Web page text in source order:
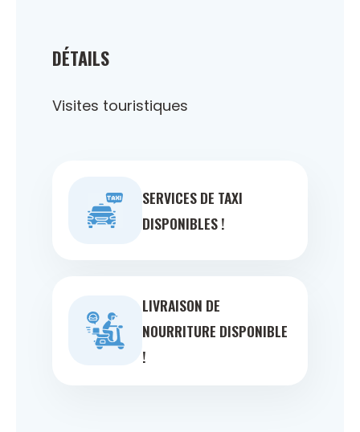
DÉTAILS
Visites touristiques
SERVICES DE TAXI
DISPONIBLES !
LIVRAISON DE
NOURRITURE DISPONIBLE
!